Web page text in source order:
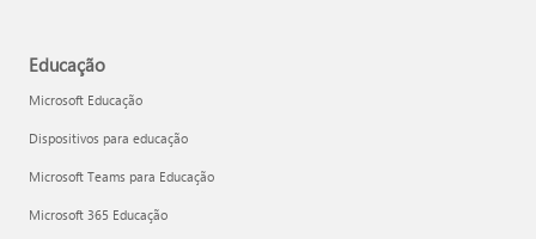
Educação
Microsoft Educação
Dispositivos para educação
Microsoft Teams para Educação
Microsoft 365 Educação